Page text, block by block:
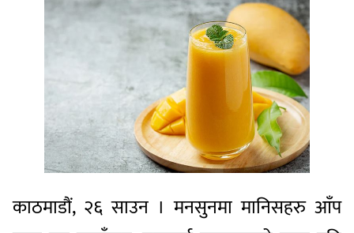
काठमाडौं, २६ साउन । मनसुनमा मानिसहरु आँप